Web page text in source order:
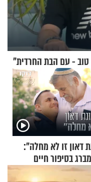
דאון זו לא מחלה":
בסיפור חיים